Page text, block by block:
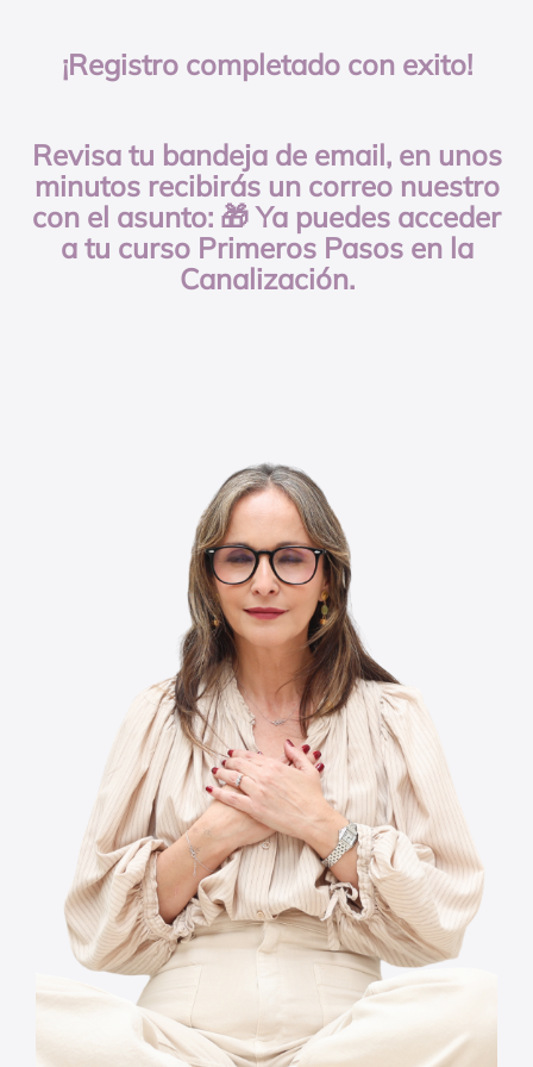
¡Registro completado con exito!
Revisa tu bandeja de email, en unos
minutos recibirás un correo nuestro
con el asunto: 🎁 Ya puedes acceder
a tu curso Primeros Pasos en la
Canalización.